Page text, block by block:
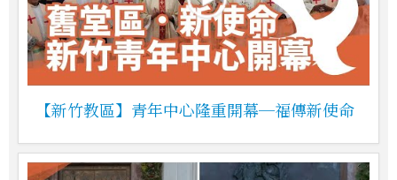
【新竹教區】青年中心隆重開幕─福傳新使命